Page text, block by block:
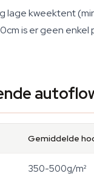
lage kweektent
is er geen
Gemiddelde
350-500g/m²